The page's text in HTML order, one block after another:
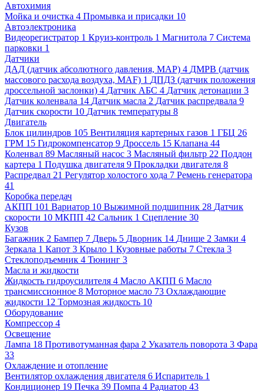
Автохимия
Мойка и очистка 4 Промывка и присадки 10
Автоэлектроника
Видеорегистратор 1 Круиз-контроль 1 Магнитола 7 Система
парковки 1
Датчики
ДАД (датчик абсолютного давления, MAP) 4 ДМРВ (датчик
массового расхода воздуха, MAF) 1 ДПДЗ (датчик положения
дроссельной заслонки) 4 Датчик АБС 4 Датчик детонации 3
Датчик коленвала 14 Датчик масла 2 Датчик распредвала 9
Датчик скорости 10 Датчик температуры 8
Двигатель
Блок цилиндров 105 Вентиляция картерных газов 1 ГБЦ 26
ГРМ 15 Гидрокомпенсатор 9 Дроссель 15 Клапана 44
Коленвал 89 Масляный насос 3 Масляный фильтр 22 Поддон
картера 1 Подушка двигателя 9 Прокладки двигателя 8
Распредвал 21 Регулятор холостого хода 7 Ремень генератора
41
Коробка передач
АКПП 101 Вариатор 10 Выжимной подшипник 28 Датчик
скорости 10 МКПП 42 Сальник 1 Сцепление 30
Кузов
Багажник 2 Бампер 7 Дверь 5 Дворник 14 Днище 2 Замки 4
Зеркала 1 Капот 3 Крыло 1 Кузовные работы 7 Стекла 3
Стеклоподъемник 4 Тюнинг 3
Масла и жидкости
Жидкость гидроусилителя 4 Масло АКПП 6 Масло
трансмиссионное 8 Моторное масло 73 Охлаждающие
жидкости 12 Тормозная жидкость 10
Оборудование
Компрессор 4
Освещение
Лампа 18 Противотуманная фара 2 Указатель поворота 3 Фара
33
Охлаждение и отопление
Вентилятор охлаждения двигателя 6 Испаритель 1
Кондиционер 19 Печка 39 Помпа 4 Радиатор 43